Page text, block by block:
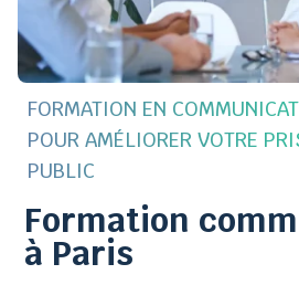
FORMATION EN
POUR AMÉLIORER VOTRE
PUBLIC
Formation
à Paris